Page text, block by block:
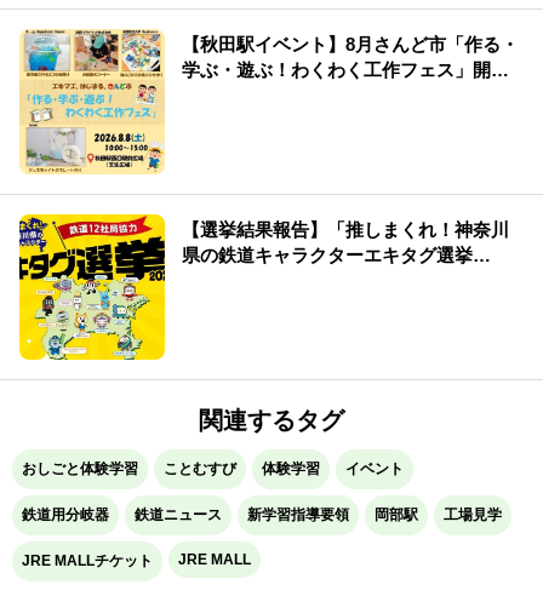
【秋田駅イベント】8月さんど市「作る・
学ぶ・遊ぶ！わくわく工作フェス」開
【選挙結果報告】「推しまくれ！神奈川
県の鉄道キャラクターエキタグ選挙
関連するタグ
おしごと体験学習 ことむすび 体験学習 イベント
鉄道用分岐器 鉄道ニュース 新学習指導要領 岡部駅 工場見学
JRE MALLチケット JRE MALL